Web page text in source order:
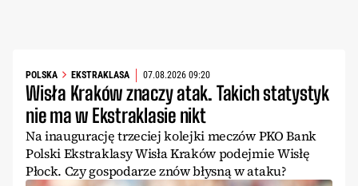
POLSKA EKSTRAKLASA 07.08.2026 09:20
Wisła Kraków znaczy atak. Takich statystyk
nie ma w Ekstraklasie nikt
Na inaugurację trzeciej kolejki meczów PKO Bank
Polski Ekstraklasy Wisła Kraków podejmie Wisłę
Płock. Czy gospodarze znów błysną w ataku?